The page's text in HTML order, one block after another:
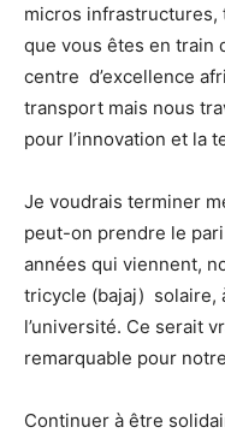
micros infrastructures,
que vous êtes en train
centre d’excellence
transport mais nous
pour l’innovation et la
Je voudrais terminer
peut-on prendre le
années qui viennent,
tricycle (bajaj) solaire,
l’université. Ce serait
remarquable pour
Continuer à être